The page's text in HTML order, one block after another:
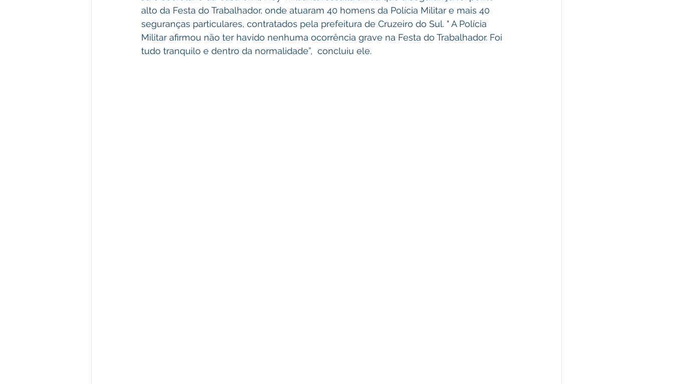
alto da Festa do Trabalhador, onde atuaram 40 homens da Polícia Militar e mais 40
seguranças particulares, contratados pela prefeitura de Cruzeiro do Sul. " A Polícia
Militar afirmou não ter havido nenhuma ocorrência grave na Festa do Trabalhador. Foi
tudo tranquilo e dentro da normalidade”,  concluiu ele.